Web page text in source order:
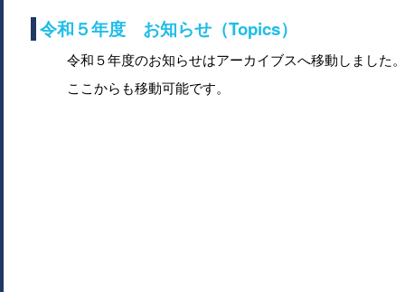
令和５年度 お知らせ（Topics）
令和５年度のお知らせはアーカイブスへ移動しました。
ここからも移動可能です。